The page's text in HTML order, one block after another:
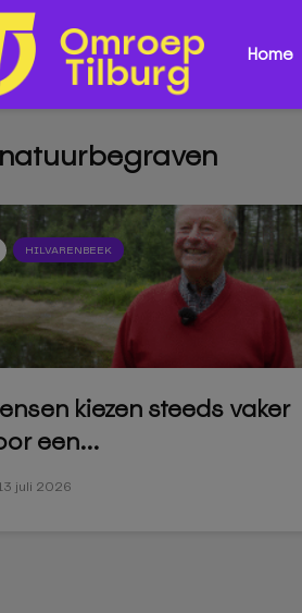
Home
HILVARENBEEK
kiezen steeds vaker
een...
juli 2026